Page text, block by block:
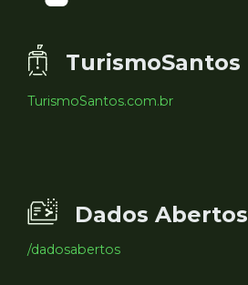
TurismoSantos
TurismoSantos.com.br
Dados Abertos
/dadosabertos